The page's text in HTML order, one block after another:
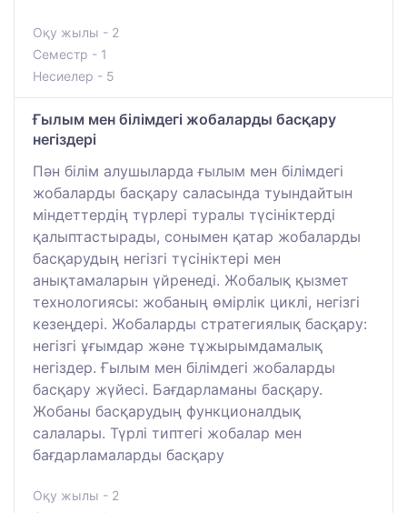
Оқу жылы - 2
Семестр - 1
Несиелер - 5
Ғылым мен білімдегі жобаларды басқару
негіздері
Пән білім алушыларда ғылым мен білімдегі
жобаларды басқару саласында туындайтын
міндеттердің түрлері туралы түсініктерді
қалыптастырады, сонымен қатар жобаларды
басқарудың негізгі түсініктері мен
анықтамаларын үйренеді. Жобалық қызмет
технологиясы: жобаның өмірлік циклі, негізгі
кезеңдері. Жобаларды стратегиялық басқару:
негізгі ұғымдар және тұжырымдамалық
негіздер. Ғылым мен білімдегі жобаларды
басқару жүйесі. Бағдарламаны басқару.
Жобаны басқарудың функционалдық
салалары. Түрлі типтегі жобалар мен
бағдарламаларды басқару
Оқу жылы - 2